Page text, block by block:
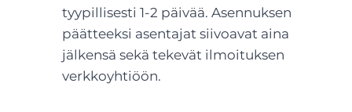
tyypillisesti 1-2 päivää. Asennuksen
päätteeksi asentajat siivoavat aina
jälkensä sekä tekevät ilmoituksen
verkkoyhtiöön.